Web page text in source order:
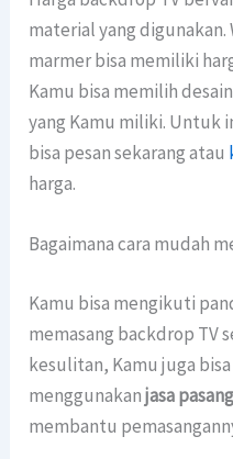
material yang digunakan.
marmer bisa memiliki
Kamu bisa memilih
yang Kamu miliki. Untuk
bisa pesan sekarang atau
harga.
Bagaimana cara mudah
Kamu bisa mengikuti
memasang backdrop TV
kesulitan, Kamu juga
menggunakanjasa
membantu